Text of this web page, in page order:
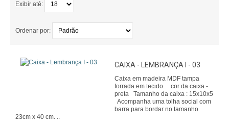
CONTATO
Exibir até:
Ordenar por:
CAIXA - LEMBRANÇA I - 03
Caixa em madeira MDF tampa
forrada em tecido. cor da caixa -
preta Tamanho da caixa : 15x10x5
Acompanha uma tolha social com
barra para bordar no tamanho
23cm x 40 cm. ..